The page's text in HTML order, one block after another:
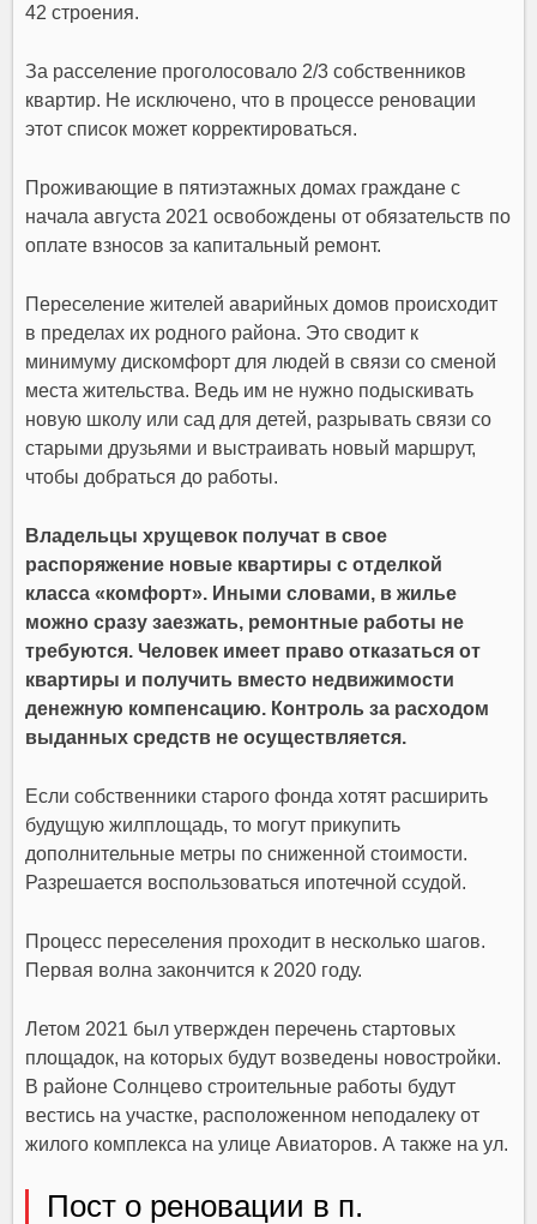
42 строения.
За расселение проголосовало 2/3 собственников
квартир. Не исключено, что в процессе реновации
этот список может корректироваться.
Проживающие в пятиэтажных домах граждане с
начала августа 2021 освобождены от обязательств по
оплате взносов за капитальный ремонт.
Переселение жителей аварийных домов происходит
в пределах их родного района. Это сводит к
минимуму дискомфорт для людей в связи со сменой
места жительства. Ведь им не нужно подыскивать
новую школу или сад для детей, разрывать связи со
старыми друзьями и выстраивать новый маршрут,
чтобы добраться до работы.
Владельцы хрущевок получат в свое
распоряжение новые квартиры с отделкой
класса «комфорт». Иными словами, в жилье
можно сразу заезжать, ремонтные работы не
требуются. Человек имеет право отказаться от
квартиры и получить вместо недвижимости
денежную компенсацию. Контроль за расходом
выданных средств не осуществляется.
Если собственники старого фонда хотят расширить
будущую жилплощадь, то могут прикупить
дополнительные метры по сниженной стоимости.
Разрешается воспользоваться ипотечной ссудой.
Процесс переселения проходит в несколько шагов.
Первая волна закончится к 2020 году.
Летом 2021 был утвержден перечень стартовых
площадок, на которых будут возведены новостройки.
В районе Солнцево строительные работы будут
вестись на участке, расположенном неподалеку от
жилого комплекса на улице Авиаторов. А также на ул.
Пост о реновации в п.